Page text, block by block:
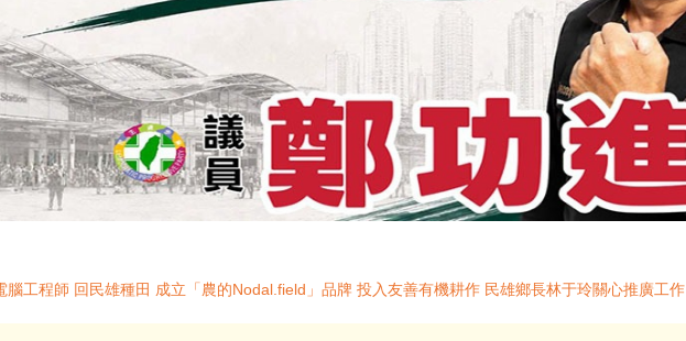
腦工程師 回民雄種田 成立「農的Nodal.field」品牌 投入友善有機耕作 民雄鄉長林于玲關心推廣工作